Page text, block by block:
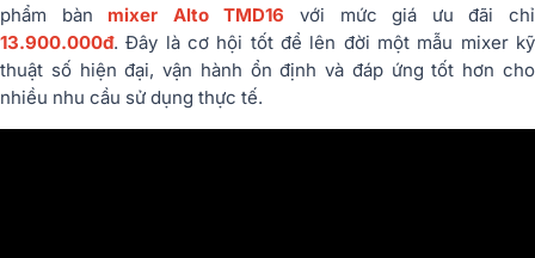
phẩm bàn mixer Alto TMD16 với mức giá ưu đãi chỉ
13.900.000đ. Đây là cơ hội tốt để lên đời một mẫu mixer kỹ
thuật số hiện đại, vận hành ổn định và đáp ứng tốt hơn cho
nhiều nhu cầu sử dụng thực tế.